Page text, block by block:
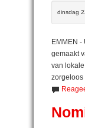
dinsdag
EMMEN
gemaakt
van
zorgeloos